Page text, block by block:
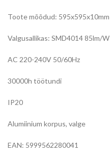
Toote mõõdud: 595x595x10mm
Valgusallikas: SMD4014 85lm/
AC 220-240V 50/60Hz
30000h töötundi
IP20
Alumiinium korpus, valge
EAN: 5999562280041